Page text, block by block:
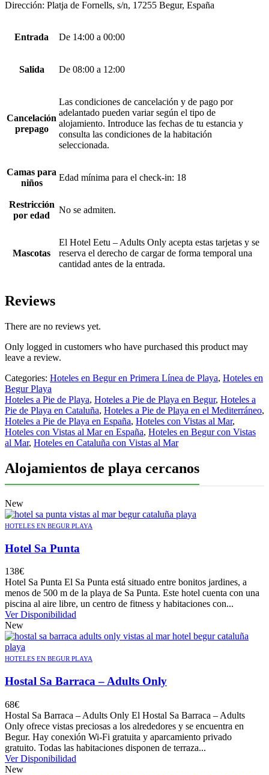
Dirección: Platja de Fornells, s/n, 17255 Begur, España
Entrada De 14:00 a 00:00
Salida De 08:00 a 12:00
Cancelación
prepago
Las condiciones de cancelación y de pago por
adelantado pueden variar según el tipo de
alojamiento. Introduce las fechas de tu estancia y
consulta las condiciones de la habitación
seleccionada.
Camas para
niños
Edad mínima para el check-in: 18
Restricción
por edad
No se admiten.
Mascotas
El Hotel Eetu – Adults Only acepta estas tarjetas y se
reserva el derecho de cargar de forma temporal una
cantidad antes de la entrada.
Reviews
There are no reviews yet.
Only logged in customers who have purchased this product may
leave a review.
Categories: Hoteles en Begur en Primera Línea de Playa, Hoteles en
Begur Playa
Hoteles a Pie de Playa, Hoteles a Pie de Playa en Begur, Hoteles a
Pie de Playa en Cataluña, Hoteles a Pie de Playa en el Mediterráneo,
Hoteles a Pie de Playa en España, Hoteles con Vistas al Mar,
Hoteles con Vistas al Mar en España, Hoteles en Begur con Vistas
al Mar, Hoteles en Cataluña con Vistas al Mar
Alojamientos de playa cercanos
New
HOTELES EN BEGUR PLAYA
Hotel Sa Punta
138€
Hotel Sa Punta El Sa Punta está situado entre bonitos jardines, a
menos de 500 m de la playa de Sa Punta. Este hotel cuenta con una
piscina al aire libre, un centro de fitness y habitaciones con...
Ver Disponibilidad
New
HOTELES EN BEGUR PLAYA
Hostal Sa Barraca – Adults Only
68€
Hostal Sa Barraca – Adults Only El Hostal Sa Barraca – Adults
Only ofrece vistas preciosas a los alrededores y se encuentra en
Begur. Hay conexión Wi-Fi gratuita y aparcamiento privado
gratuito. Todas las habitaciones disponen de terraza...
Ver Disponibilidad
New